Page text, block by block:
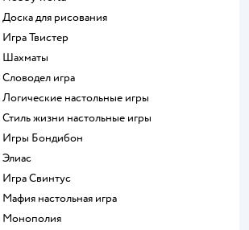
Доска для рисования
Игра Твистер
Шахматы
Словодел игра
Логические настольные игры
Стиль жизни настольные игры
Игры Бондибон
Элиас
Игра Свинтус
Мафия настольная игра
Монополия